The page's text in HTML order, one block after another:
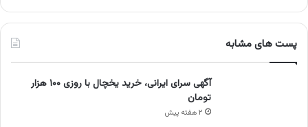
پست های مشابه
آگهی سرای ایرانی، خرید یخچال با روزی ۱۰۰ هزار
تومان
۲ هفته پیش